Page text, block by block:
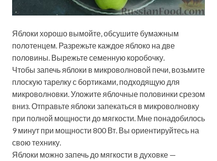
Яблоки хорошо вымойте, обсушите бумажным
полотенцем. Разрежьте каждое яблоко на две
половины. Вырежьте семенную коробочку.
Чтобы запечь яблоки в микроволновой печи, возьмите
плоскую тарелку с бортиками, подходящую для
микроволновки. Уложите яблочные половинки срезом
вниз. Отправьте яблоки запекаться в микроволновку
при полной мощности до мягкости. Мне понадобилось
9 минут при мощности 800 Вт. Вы ориентируйтесь на
свою технику.
Яблоки можно запечь до мягкости в духовке —